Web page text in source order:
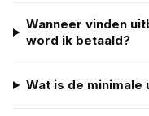
Wanneer vinden
word ik betaald?
Wat is de minimale